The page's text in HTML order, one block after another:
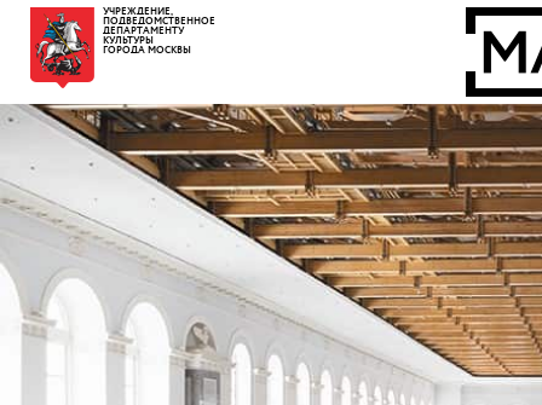
УЧРЕЖДЕНИЕ,
ПОДВЕДОМСТВЕННОЕ
ДЕПАРТАМЕНТУ
КУЛЬТУРЫ
ГОРОДА МОСКВЫ